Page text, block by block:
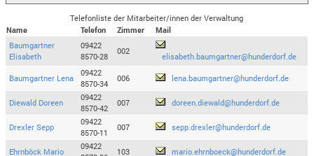
Telefonliste der Mitarbeiter/innen der Verwaltung
Name
Telefon Zimmer
Mail
Baumgartner
Elisabeth
09422
8570-28
002
elisabeth.baumgartner@hunderdorf.de
Baumgartner Lena
09422
8570-34
006 lena.baumgartner@hunderdorf.de
Diewald Doreen
09422
8570-42
007 doreen.diewald@hunderdorf.de
Drexler Sepp
09422
8570-11
007 sepp.drexler@hunderdorf.de
Ehrnböck Mario
09422
103 mario.ehrnboeck@hunderdorf.de